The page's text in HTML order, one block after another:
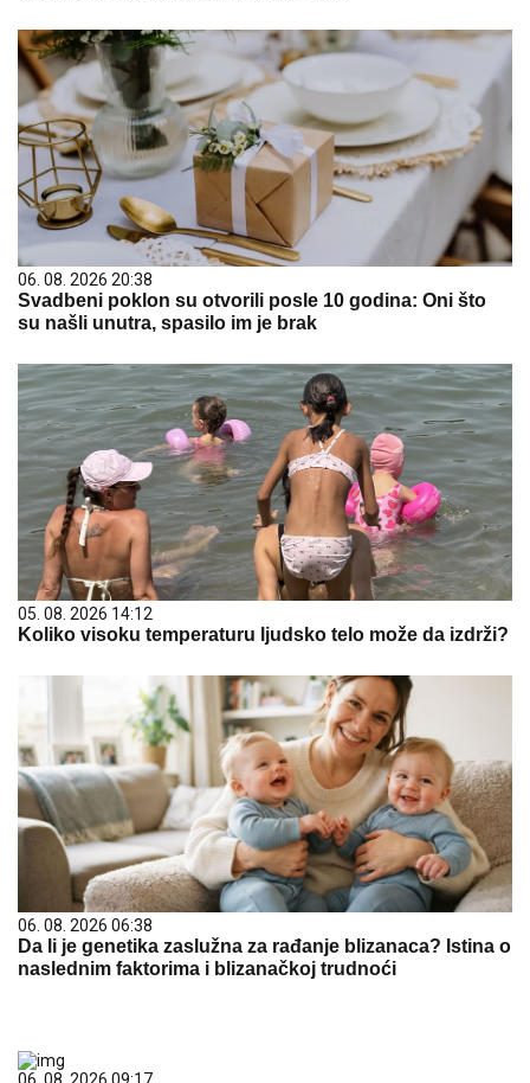
06. 08. 2026 20:38
Svadbeni poklon su otvorili posle 10 godina: Oni što
su našli unutra, spasilo im je brak
05. 08. 2026 14:12
Koliko visoku temperaturu ljudsko telo može da izdrži?
06. 08. 2026 06:38
Da li je genetika zaslužna za rađanje blizanaca? Istina o
naslednim faktorima i blizanačkoj trudnoći